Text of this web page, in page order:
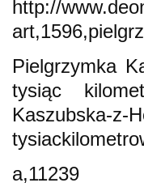
http://
Pielgrzymka
tysiąc
Kaszubska-z-
a,11239